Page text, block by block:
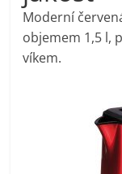
Moderní
objemem 1,5 l,
víkem.